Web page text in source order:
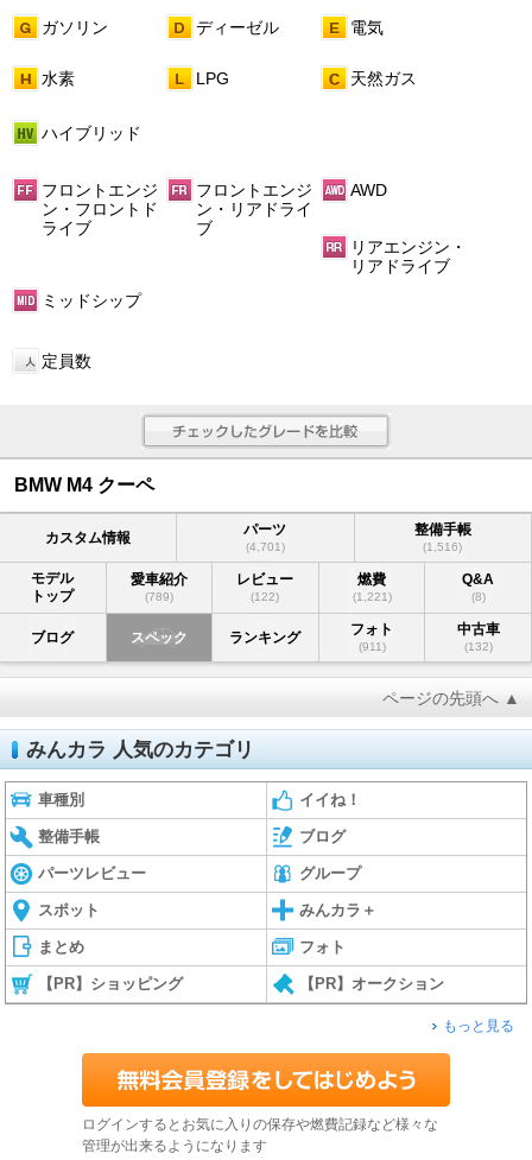
ガソリン ディーゼル 電気
水素 LPG 天然ガス
ハイブリッド
フロントエンジ
ン・フロントド
ライブ
フロントエンジ
ン・リアドライ
ブ
AWD
リアエンジン・
リアドライブ
ミッドシップ
定員数
BMW M4 クーペ
カスタム情報 パーツ
(4,701)
整備手帳
(1,516)
モデル
トップ
愛車紹介
(789)
レビュー
(122)
燃費
(1,221)
Q&A
(8)
ブログ スペック ランキング フォト
(911)
中古車
(132)
ページの先頭へ ▲
みんカラ 人気のカテゴリ
車種別 イイね！
整備手帳 ブログ
パーツレビュー グループ
スポット みんカラ＋
まとめ フォト
【PR】ショッピング 【PR】オークション
もっと見る
ログインするとお気に入りの保存や燃費記録など様々な
管理が出来るようになります